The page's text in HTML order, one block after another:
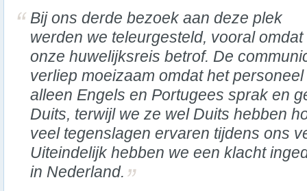
Bij ons derde bezoek aan deze plek
werden we teleurgesteld, vooral omdat
onze huwelijksreis betrof. De
verliep moeizaam omdat het personeel
alleen Engels en Portugees sprak en
Duits, terwijl we ze wel Duits hebben
veel tegenslagen ervaren tijdens ons
Uiteindelijk hebben we een klacht
in Nederland.